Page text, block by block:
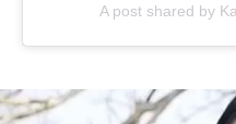
A post shared by